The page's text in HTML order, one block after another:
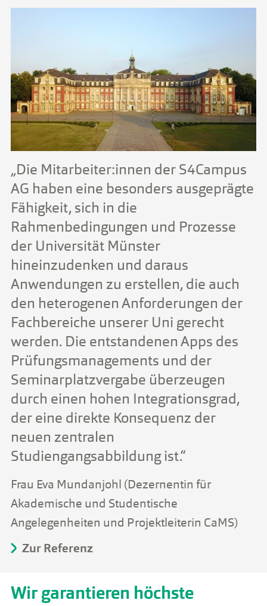
„Die Mitarbeiter:innen der S4Campus
AG haben eine besonders ausgeprägte
Fähigkeit, sich in die
Rahmenbedingungen und Prozesse
der Universität Münster
hineinzudenken und daraus
Anwendungen zu erstellen, die auch
den heterogenen Anforderungen der
Fachbereiche unserer Uni gerecht
werden. Die entstandenen Apps des
Prüfungsmanagements und der
Seminarplatzvergabe überzeugen
durch einen hohen Integrationsgrad,
der eine direkte Konsequenz der
neuen zentralen
Studiengangsabbildung ist.“
Frau Eva Mundanjohl (Dezernentin für
Akademische und Studentische
Angelegenheiten und Projektleiterin CaMS)
Zur Referenz
Wir garantieren höchste